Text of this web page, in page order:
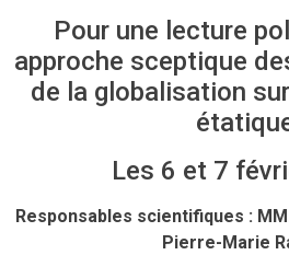
Pour une lecture
approche sceptique
de la globalisation
Les 6 et 7
Responsables scientifiques :
Pierre-Marie